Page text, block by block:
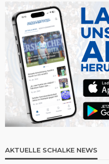
AKTUELLE SCHALKE NEWS